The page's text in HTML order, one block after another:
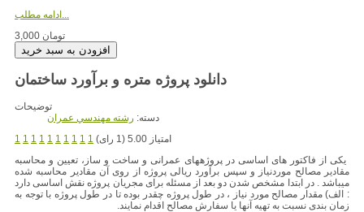
ادامه مطلب...
3,000 تومان
دانلود پروژه متره و برآورد ساختمان
توضیحات
دسته: رشته مهندسي عمران
1 1 1 1 1 1 1 1 1 1
امتیاز 5.00 (1 رای)
یکی از فاکتور های اساسی در پروژههای عمرانی و ساخت و ساز، تعیین و محاسبه
مقادیر مصالح موردنیاز و سپس برآورد ریالی پروژه از روی آن مقادیر محاسبه شده
میباشد . در ابتدا مشخص شدن دو بعد از مسئله برای مجریان پروژه نقش اساسی دارد
: الف) مقدار مصالح مورد نیاز ، در طول پروژه چقدر بوده تا در طول پروژه با توجه به
زمان بندی نسبت به تهیه آنها یا سفارش مصالح اقدام نمایند.